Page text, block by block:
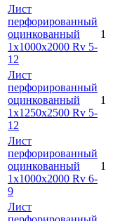
Лист
перфорированный
оцинкованный
1х1000х2000 Rv 5-
12
1
Лист
перфорированный
оцинкованный
1х1250х2500 Rv 5-
12
1
Лист
перфорированный
оцинкованный
1х1000х2000 Rv 6-
9
1
Лист